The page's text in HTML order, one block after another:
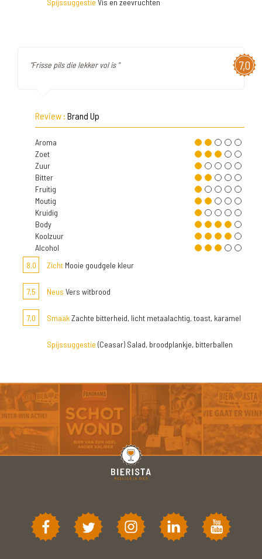
Spijssuggestie Vis en zeevruchten
7,0
"Frisse pils die lekker vol is "
Review : Brand Up
Aroma
Zoet
Zuur
Bitter
Fruitig
Moutig
Kruidig
Body
Koolzuur
Alcohol
8,0
Zicht Mooie goudgele kleur
7,5 Neus Vers witbrood
7,0 SmaakZachte bitterheid, licht metaalachtig, toast, karamel
Spijssuggestie (Ceasar) Salad, broodplankje, bitterballen